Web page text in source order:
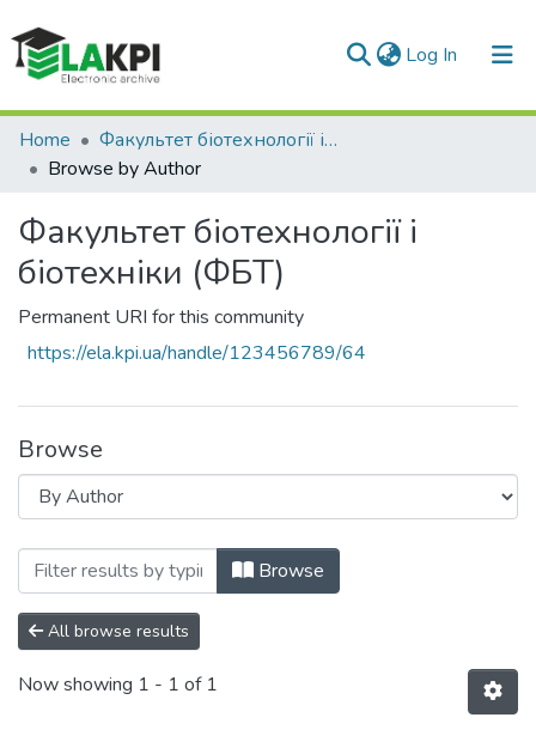
Log In (current)
Communities & Collections
All of DSpace
Home
Факультет біотехнології і біотехніки (ФБТ)
Browse by Author
Факультет біотехнології і
біотехніки (ФБТ)
Permanent URI for this community
https://ela.kpi.ua/handle/123456789/64
Browse
Browsing Факультет біотехнології і
Browse
All browse results
Now showing 1 - 1 of 1